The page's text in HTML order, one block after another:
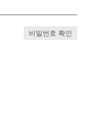
비밀번호 확인